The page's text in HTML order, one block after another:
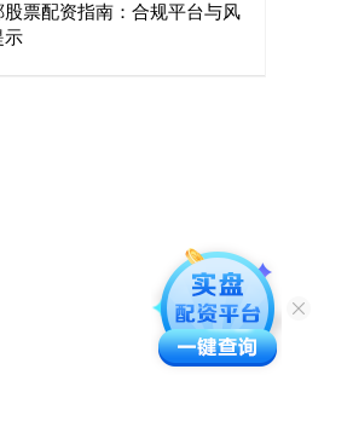
股票配资指南：合规平台与风
示